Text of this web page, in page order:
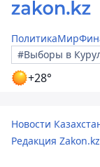
ПолитикаМир
#Выборы в
+28°
Новости
Редакция Zakon.kz